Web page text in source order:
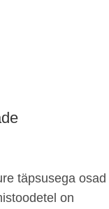
täpsusega osad
on